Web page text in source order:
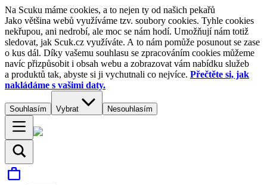
Na Scuku máme cookies, a to nejen ty od našich pekařů
Jako většina webů využíváme tzv. soubory cookies. Tyhle cookies
nekřupou, ani nedrobí, ale moc se nám hodí. Umožňují nám totiž
sledovat, jak Scuk.cz využíváte. A to nám pomůže posunout se zase
o kus dál. Díky vašemu souhlasu se zpracováním cookies můžeme
navíc přizpůsobit i obsah webu a zobrazovat vám nabídku služeb
a produktů tak, abyste si ji vychutnali co nejvíce. Přečtěte si, jak
nakládáme s vašimi daty.
Souhlasím Vybrat Nesouhlasím